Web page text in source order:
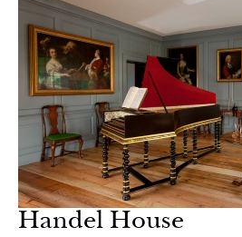
Handel House